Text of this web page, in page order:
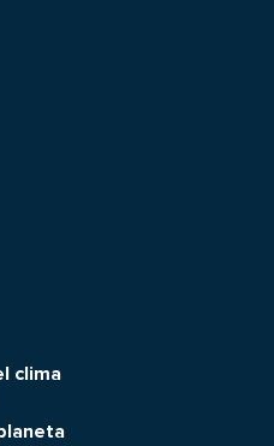
clima